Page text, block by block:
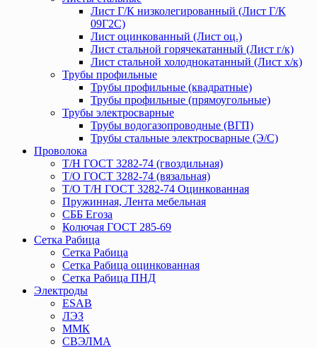
Лист Г/К низколегированный (Лист Г/К
09Г2С)
Лист оцинкованный (Лист оц.)
Лист стальной горячекатанный (Лист г/к)
Лист стальной холоднокатанный (Лист х/к)
Трубы профильные
Трубы профильные (квадратные)
Трубы профильные (прямоугольные)
Трубы электросварные
Трубы водогазопроводные (ВГП)
Трубы стальные электросварные (Э/С)
Проволока
Т/Н ГОСТ 3282-74 (гвоздильная)
Т/О ГОСТ 3282-74 (вязальная)
Т/О Т/Н ГОСТ 3282-74 Оцинкованная
Пружинная, Лента мебельная
СББ Егоза
Колючая ГОСТ 285-69
Сетка Рабица
Сетка Рабица
Сетка Рабица оцинкованная
Сетка Рабица ПНД
Электроды
ESAB
ЛЭЗ
ММК
СВЭЛМА